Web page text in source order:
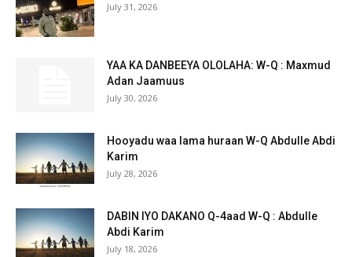
July 31, 2026
YAA KA DANBEEYA OLOLAHA: W-Q : Maxmud
Adan Jaamuus
July 30, 2026
Hooyadu waa lama huraan W-Q Abdulle Abdi
Karim
July 28, 2026
DABIN IYO DAKANO Q-4aad W-Q : Abdulle
Abdi Karim
July 18, 2026